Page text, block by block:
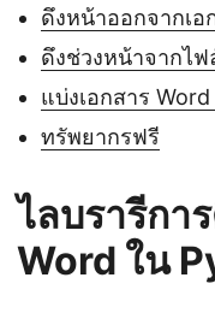
ดึงหน้าออกจากเอ
ดึงช่วงหน้าจากไฟ
แบ่งเอกสาร
ทรัพยากรฟรี
ไลบรารีกา
Word ใน